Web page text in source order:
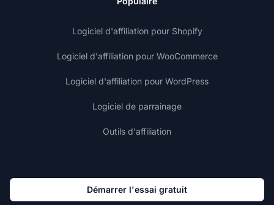
Logiciel d'affiliation pour Shopify
Logiciel d'affiliation pour WooCommerce
Logiciel d'affiliation pour WordPress
Logiciel de parrainage
Outils d'affiliation
Démarrer l'essai gratuit